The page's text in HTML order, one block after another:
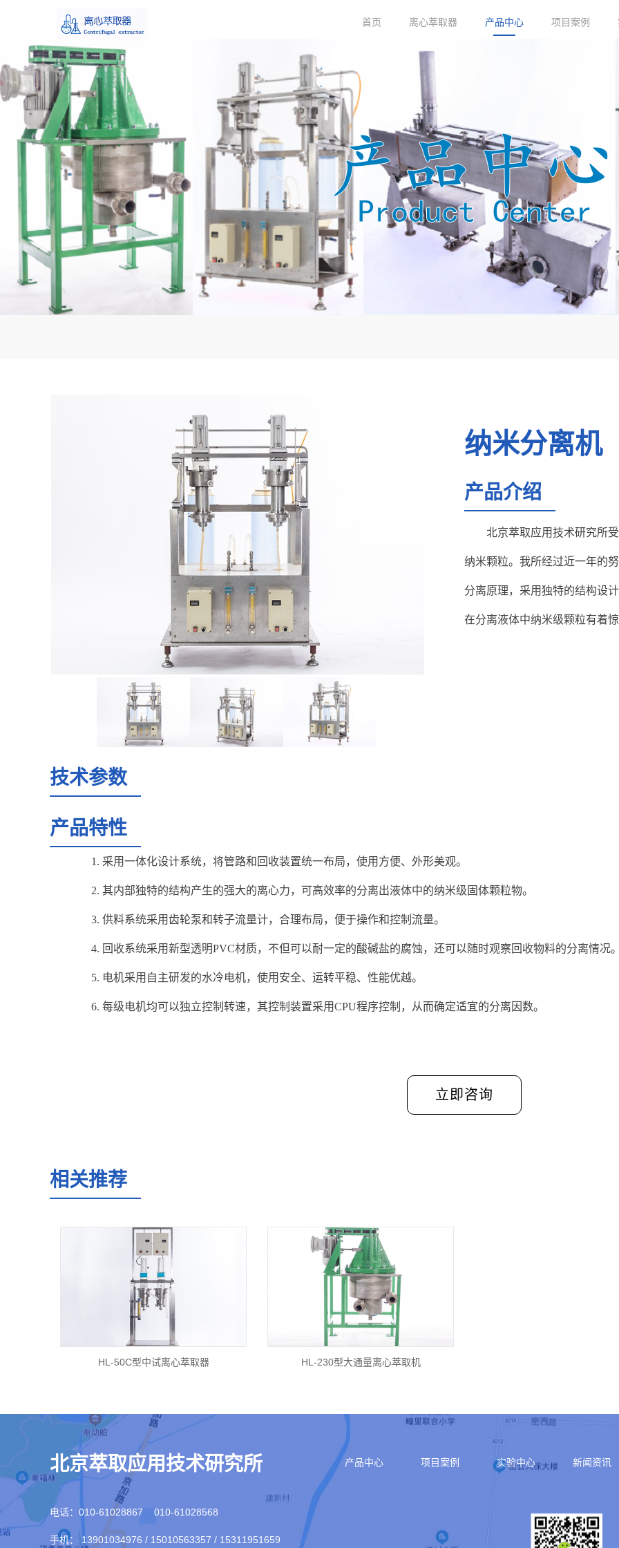
首页 离心萃取器 产品中心 项目案例
纳米分离机
产品介绍
北京萃取应用技术研究所
纳米颗粒。我所经过近一年的
分离原理，采用独特的结构设
在分离液体中纳米级颗粒有着惊
技术参数
产品特性
1. 采用一体化设计系统，将管路和回收装置统一布局，使用方便、外形美观。
2. 其内部独特的结构产生的强大的离心力，可高效率的分离出液体中的纳米级固体颗粒物。
3. 供料系统采用齿轮泵和转子流量计，合理布局，便于操作和控制流量。
4. 回收系统采用新型透明PVC材质，不但可以耐一定的酸碱盐的腐蚀，还可以随时观察回收物料的分离情况。
5. 电机采用自主研发的水冷电机，使用安全、运转平稳、性能优越。
6. 每级电机均可以独立控制转速，其控制装置采用CPU程序控制，从而确定适宜的分离因数。
立即咨询
相关推荐
HL-50C型中试离心萃取器 HL-230型大通量离心萃取机
北京萃取应用技术研究所
电话：010-61028867 010-61028568
手机： 13901034976 / 15010563357 / 15311951659
产品中心 项目案例 实验中心 新闻资讯